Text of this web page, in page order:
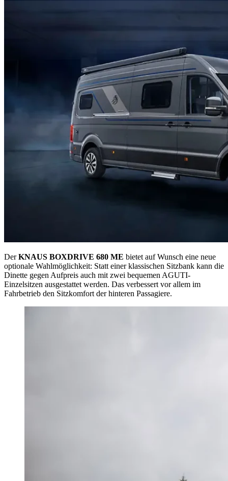
DerKNAUS BOXDRIVE 680 ME bietet auf Wunsch eine neue
optionale Wahlmöglichkeit: Statt einer klassischen Sitzbank kann die
Dinette gegen Aufpreis auch mit zwei bequemen AGUTI‐
Einzelsitzen ausgestattet werden. Das verbessert vor allem im
Fahrbetrieb den Sitzkomfort der hinteren Passagiere.